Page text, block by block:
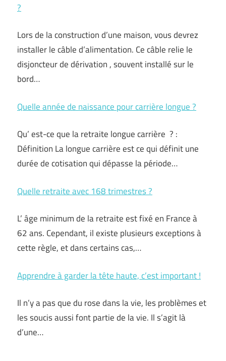
?
Lors de la construction d’une maison, vous devrez
installer le câble d’alimentation. Ce câble relie le
disjoncteur de dérivation , souvent installé sur le
bord…
Quelle année de naissance pour carrière longue ?
Qu’ est-ce que la retraite longue carrière ? :
Définition La longue carrière est ce qui définit une
durée de cotisation qui dépasse la période…
Quelle retraite avec 168 trimestres ?
L’ âge minimum de la retraite est fixé en France à
62 ans. Cependant, il existe plusieurs exceptions à
cette règle, et dans certains cas,…
Apprendre à garder la tête haute, c’est important !
Il n’y a pas que du rose dans la vie, les problèmes et
les soucis aussi font partie de la vie. Il s’agit là
d’une…